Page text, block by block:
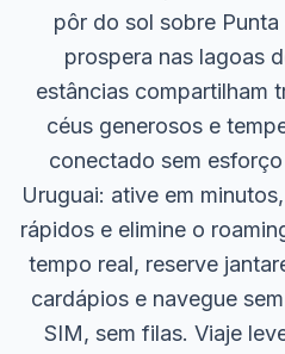
pôr do sol sobre
prospera nas lagoas
estâncias compartilham
céus generosos e
conectado sem
Uruguai: ative em
rápidos e elimine o
tempo real, reserve
cardápios e navegue
SIM, sem filas. Viaje